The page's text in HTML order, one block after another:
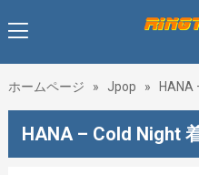
ホームページ » Jpop » HANA
HANA – Cold Night